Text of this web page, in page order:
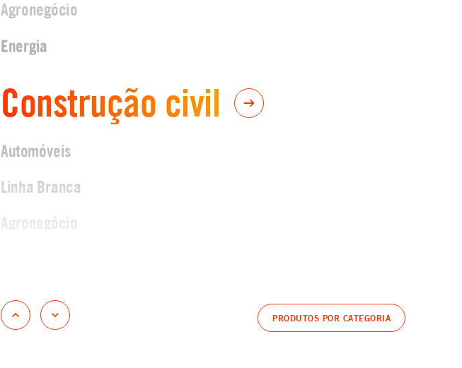
Agronegócio
Energia
Construção civil
Automóveis
Linha Branca
Agronegócio
Energia
PRODUTOS POR CATEGORIA